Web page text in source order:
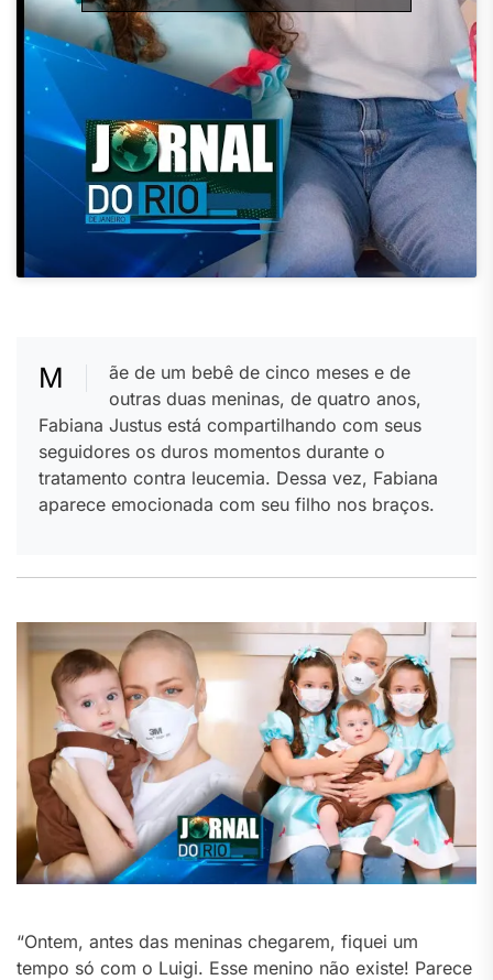
Mãe de um bebê de cinco meses e de
outras duas meninas, de quatro anos,
Fabiana Justus está compartilhando com seus
seguidores os duros momentos durante o
tratamento contra leucemia. Dessa vez, Fabiana
aparece emocionada com seu filho nos braços.
“Ontem, antes das meninas chegarem, fiquei um
tempo só com o Luigi. Esse menino não existe! Parece